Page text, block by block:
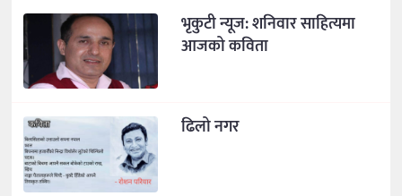
भृकुटी न्यूज: शनिवार साहित्यमा
आजको कविता
ढिलो नगर